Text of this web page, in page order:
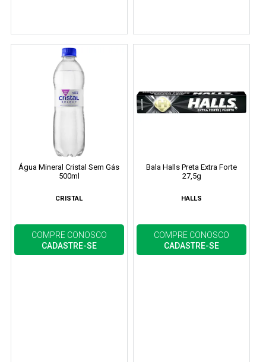
Água Mineral Cristal Sem Gás
500ml
CRISTAL
COMPRE CONOSCO
CADASTRE-SE
Bala Halls Preta Extra Forte
27,5g
HALLS
COMPRE CONOSCO
CADASTRE-SE